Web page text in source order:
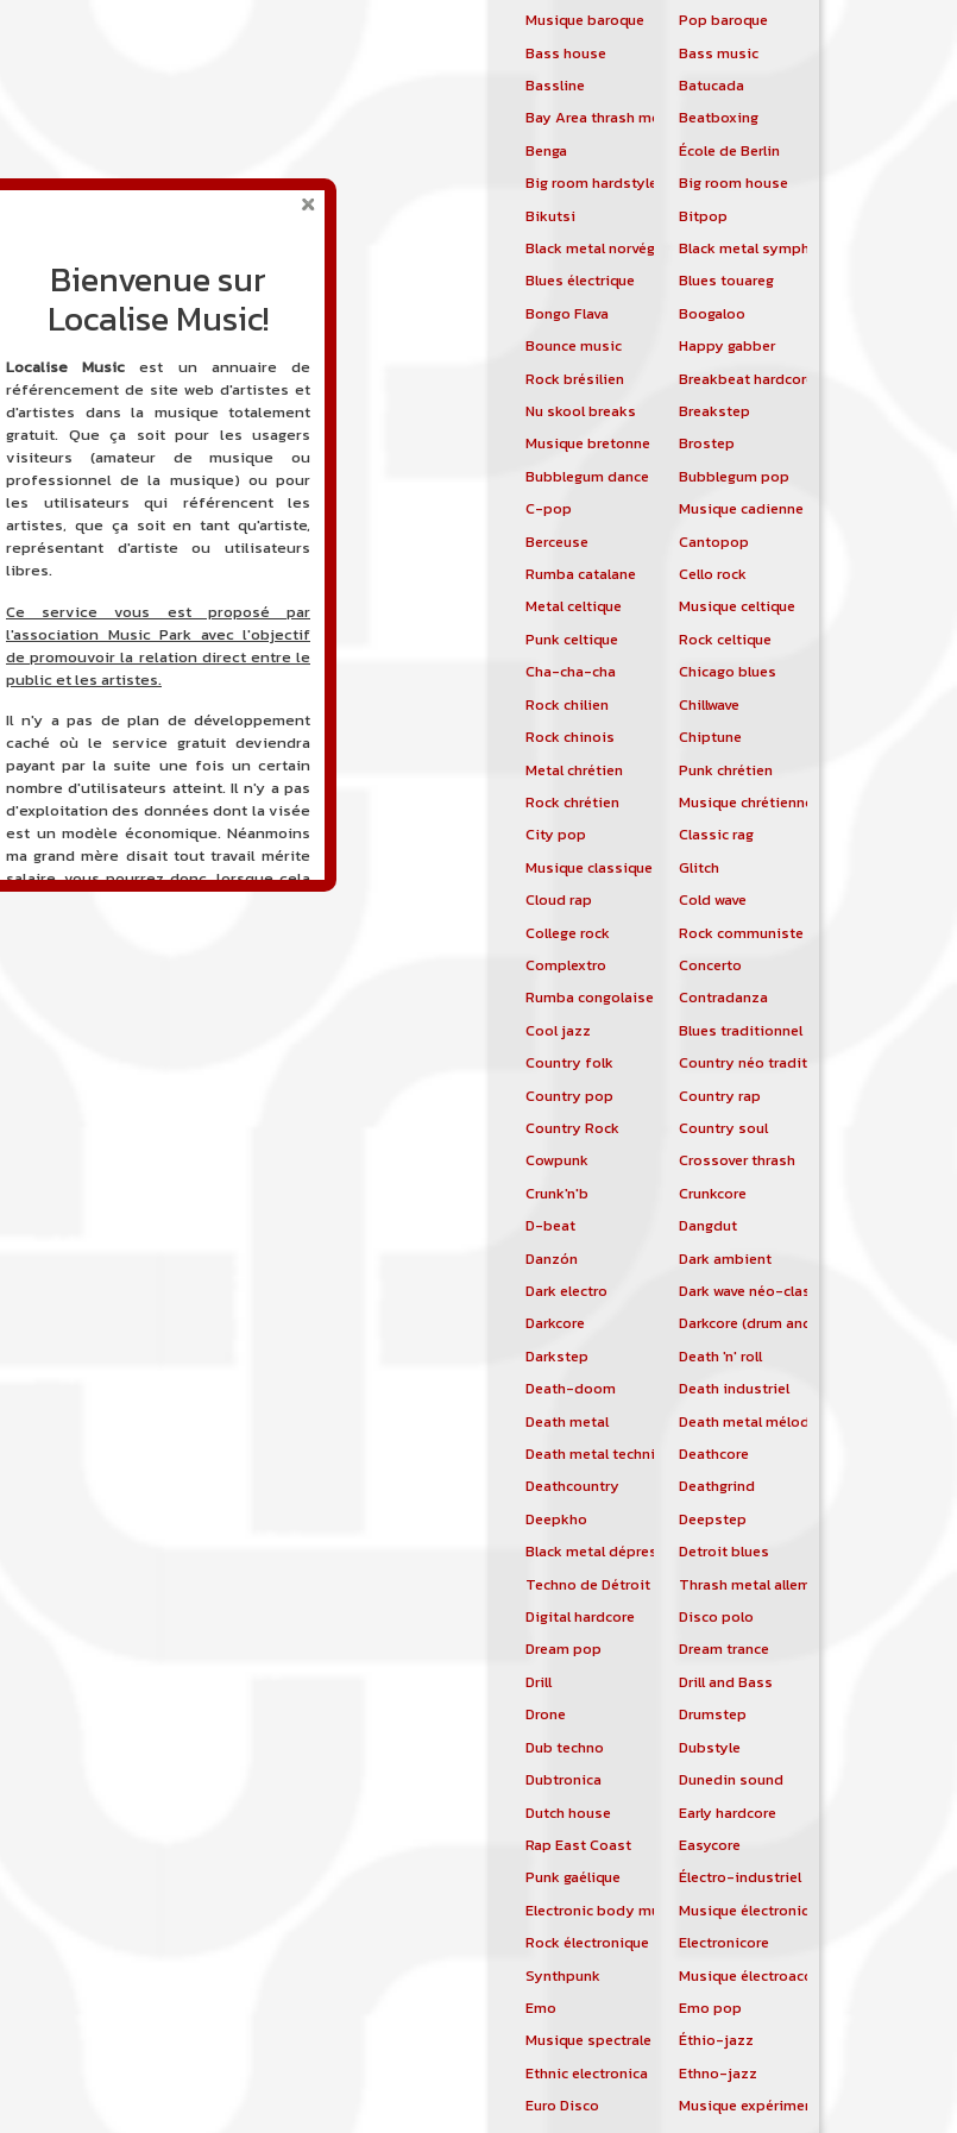
Musique baroque
Pop baroque
Bass house
Bass music
Bassline
Batucada
Bay Area thrash metal Beatboxing
Benga
École de Berlin
Big room hardstyle
Big room house
Bikutsi
Bitpop
Black metal norvégien
Black metal symphonique
Blues électrique
Blues touareg
Bongo Flava
Boogaloo
Bounce music
Happy gabber
Rock brésilien
Breakbeat hardcore
Nu skool breaks
Breakstep
Musique bretonne
Brostep
Bubblegum dance
Bubblegum pop
C-pop
Musique cadienne
Berceuse
Cantopop
Rumba catalane
Cello rock
Metal celtique
Musique celtique
Punk celtique
Rock celtique
Cha-cha-cha
Chicago blues
Rock chilien
Chillwave
Rock chinois
Chiptune
Metal chrétien
Punk chrétien
Rock chrétien
Musique chrétienne contemporaine
City pop
Classic rag
Musique classique
Glitch
Cloud rap
Cold wave
College rock
Rock communiste
Complextro
Concerto
Rumba congolaise
Contradanza
Cool jazz
Blues traditionnel
Country folk
Country néo traditionnelle
Country pop
Country rap
Country Rock
Country soul
Cowpunk
Crossover thrash
Crunk'n'b
Crunkcore
D-beat
Dangdut
Danzón
Dark ambient
Dark electro
Dark wave néo-classique
Darkcore
Darkcore (drum and bass)
Darkstep
Death 'n' roll
Death-doom
Death industriel
Death metal
Death metal mélodique
Death metal techniqueDeathcore
Deathcountry
Deathgrind
Deepkho
Deepstep
Black metal dépressif Detroit blues
Techno de Détroit
Thrash metal allemand
Digital hardcore
Disco polo
Dream pop
Dream trance
Drill
Drill and Bass
Drone
Drumstep
Dub techno
Dubstyle
Dubtronica
Dunedin sound
Dutch house
Early hardcore
Rap East Coast
Easycore
Punk gaélique
Électro-industriel
Electronic body musicMusique électronique
Rock électronique
Electronicore
Synthpunk
Musique électroacoustique
Emo
Emo pop
Musique spectrale
Éthio-jazz
Ethnic electronica
Ethno-jazz
Euro Disco
Musique expérimentale
Bienvenue sur
Localise Music!
Localise Music est un annuaire de
référencement de site web d'artistes et
d'artistes dans la musique totalement
gratuit. Que ça soit pour les usagers
visiteurs (amateur de musique ou
professionnel de la musique) ou pour
les utilisateurs qui référencent les
artistes, que ça soit en tant qu'artiste,
représentant d'artiste ou utilisateurs
libres.
Ce service vous est proposé par
l'association Music Park avec l'objectif
de promouvoir la relation direct entre le
public et les artistes.
Il n'y a pas de plan de développement
caché où le service gratuit deviendra
payant par la suite une fois un certain
nombre d'utilisateurs atteint. Il n'y a pas
d'exploitation des données dont la visée
est un modèle économique. Néanmoins
ma grand mère disait tout travail mérite
salaire, vous pourrez donc, lorsque cela